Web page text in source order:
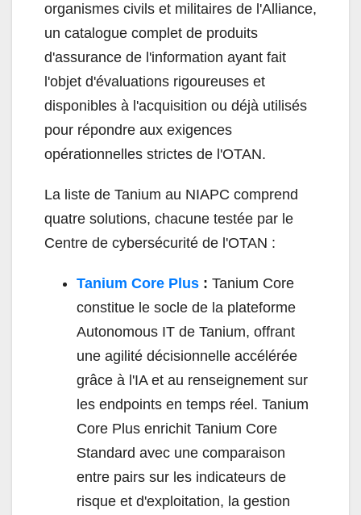
organismes civils et militaires de l'Alliance,
un catalogue complet de produits
d'assurance de l'information ayant fait
l'objet d'évaluations rigoureuses et
disponibles à l'acquisition ou déjà utilisés
pour répondre aux exigences
opérationnelles strictes de l'OTAN.
La liste de Tanium au NIAPC comprend
quatre solutions, chacune testée par le
Centre de cybersécurité de l'OTAN :
Tanium Core Plus : Tanium Core
constitue le socle de la plateforme
Autonomous IT de Tanium, offrant
une agilité décisionnelle accélérée
grâce à l'IA et au renseignement sur
les endpoints en temps réel. Tanium
Core Plus enrichit Tanium Core
Standard avec une comparaison
entre pairs sur les indicateurs de
risque et d'exploitation, la gestion